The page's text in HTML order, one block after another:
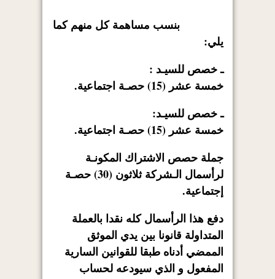
بنسب مساهمة كل منهم كما
يلي:
ـ خصص للسيـد :
خمسة عشر (15) حصـة اجتماعية.
ـ خصص للسيـد:
خمسة عشر (15) حصـة اجتماعية.
جملة حصص الاشتراك المكونـة
لرأسمال الـشركة ثلاثون (30) حصـة
إجتماعية.
دفع هذا الرأسمال كله نقدا بالعملة
المتداولة قانونا بين يدي الموثق
الممضي أدناه طبقا للقوانين السارية
المفعول و الذي سيودعه لحساب